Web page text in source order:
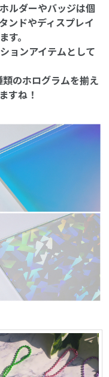
ルダーやバッジは個
ンドやディスプレイ
。
ョンアイテムとして
のホログラムを揃え
すね！